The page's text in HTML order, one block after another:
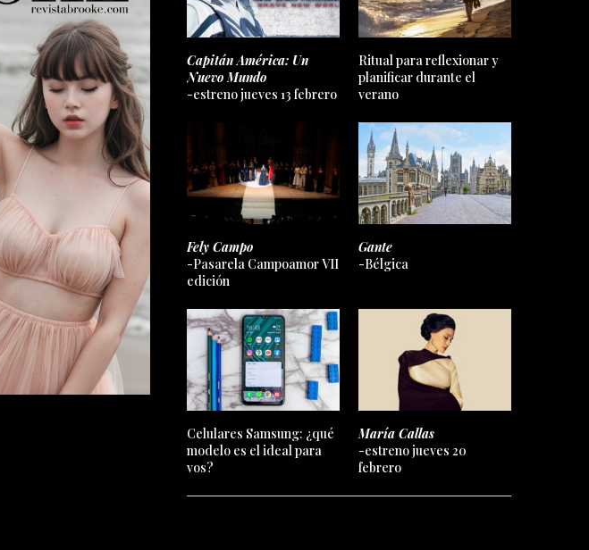
Capitán América: Un
Nuevo Mundo
-estreno jueves 13 febrero
Ritual para reflexionar y
planificar durante el
verano
Fely Campo
-Pasarela Campoamor VII
edición
Gante
-Bélgica
Celulares Samsung: ¿qué
modelo es el ideal para
vos?
María Callas
-estreno jueves 20
febrero